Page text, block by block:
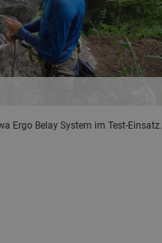
Ergo Belay System im Test-Einsatz.